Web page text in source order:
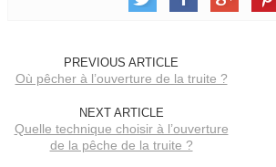
PREVIOUS ARTICLE
Où pêcher à l’ouverture de la truite ?
NEXT ARTICLE
Quelle technique choisir à l’ouverture
de la pêche de la truite ?